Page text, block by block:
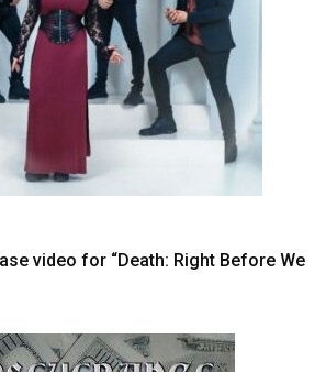
video for “Death: Right Before We